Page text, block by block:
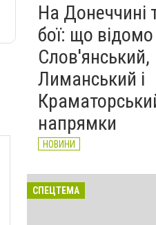
На Донеччині
бої: що
Слов'янський,
Лиманський і
напрямки
НОВИНИ
СПЕЦТЕМА